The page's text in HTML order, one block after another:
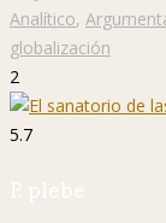
Analítico,
globalización
2
5.7
P. plebe